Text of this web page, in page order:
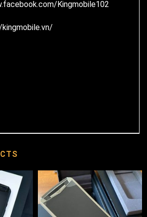
Kingmobile102